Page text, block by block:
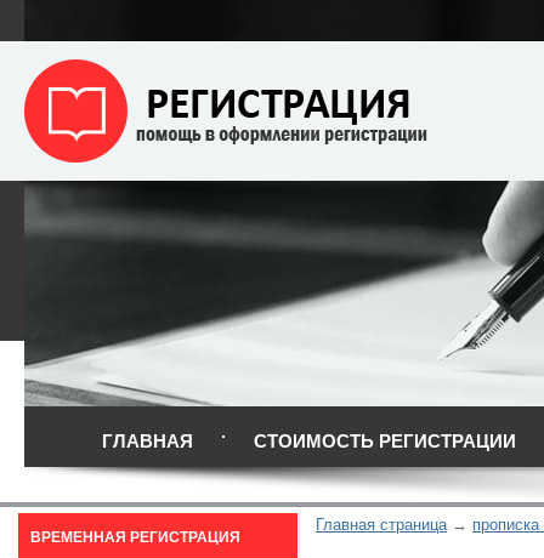
ГЛАВНАЯ СТОИМОСТЬ РЕГИСТРАЦИИ
Главная страница
ВРЕМЕННАЯ РЕГИСТРАЦИЯ